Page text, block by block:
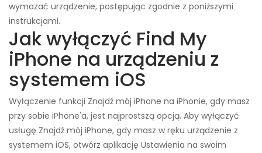
wymazać urządzenie, postępując zgodnie z poniższymi
instrukcjami.
Jak wyłączyć Find My
iPhone na urządzeniu z
systemem iOS
Wyłączenie funkcji Znajdź mój iPhone na iPhonie, gdy masz
przy sobie iPhone'a, jest najprostszą opcją. Aby wyłączyć
usługę Znajdź mój iPhone, gdy masz w ręku urządzenie z
systemem iOS, otwórz aplikację Ustawienia na swoim